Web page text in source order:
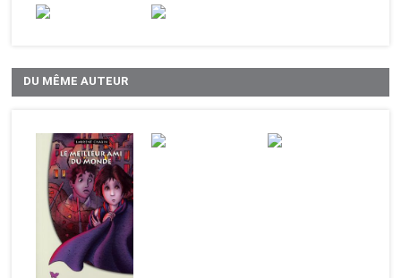
DU MÊME AUTEUR